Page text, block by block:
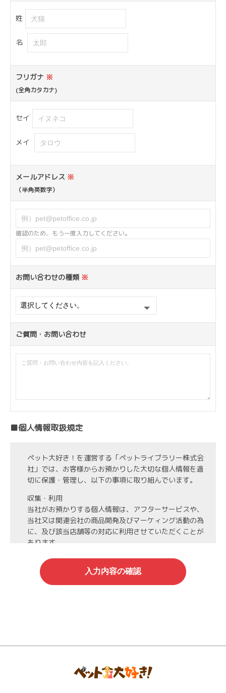
姓
名
フリガナ ※
(全角カタカナ)
セイ
メイ
メールアドレス ※
（半角英数字）
確認のため、もう一度入力してください。
お問い合わせの種類 ※
ご質問・お問い合わせ
■個人情報取扱規定
ペット大好き！を運営する「ペットライブラリー株式会
社」では、お客様からお預かりした大切な個人情報を適
切に保護・管理し、以下の事項に取り組んでいます。
収集・利用
当社がお預かりする個人情報は、アフターサービスや、
当社又は関連会社の商品開発及びマーケィング活動の為
に、及び該当店舗等の対応に利用させていただくことが
あります。
第3者への開示・委託先の管理
当社がお預かりする個人情報は、お客様の同意・承諾を
得た場合や法令等に基づく開示・提供が必要な場合、人
当社がお預かりする氏名、住所、電話番号等の個人情報
は当社が責任を持って管理し、個人情報への不正アクセ